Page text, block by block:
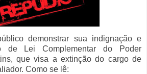
demonstrar sua indignação e
de Lei Complementar do Poder
que visa a extinção do cargo de
Como se lê: